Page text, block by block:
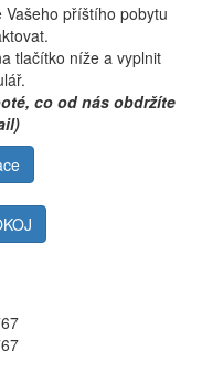
příštího pobytu
tlačítko níže a vyplnit
co od nás obdržíte